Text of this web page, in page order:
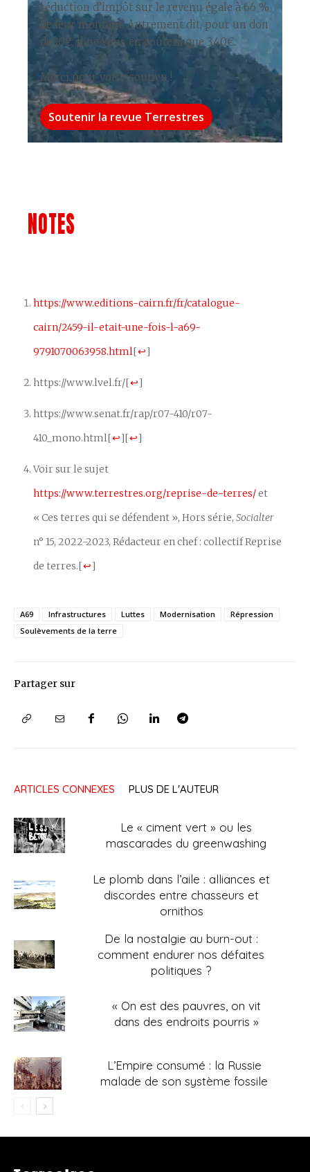
réduction d’impôt sur le revenu égale à 66 %
de leur montant. Autrement dit, pour un don
de 10€, il ne vous en coûtera que 3,40€.
Merci pour votre soutien !
Soutenir la revue Terrestres
NOTES
https://www.editions-cairn.fr/fr/catalogue-
cairn/2459-il-etait-une-fois-l-a69-
9791070063958.html[↩]
https://www.lvel.fr/[↩]
https://www.senat.fr/rap/r07-410/r07-
410_mono.html[↩] [↩]
Voir sur le sujet
https://www.terrestres.org/reprise-de-terres/et
« Ces terres qui se défendent », Hors série, Socialter
n° 15, 2022-2023, Rédacteur en chef : collectif Reprise
de terres. [↩]
A69 Infrastructures Luttes Modernisation
Répression
Soulèvements de la terre
Partager sur
ARTICLES CONNEXES PLUS DE L'AUTEUR
Le « ciment vert » ou les
mascarades du greenwashing
Le plomb dans l’aile : alliances et
discordes entre chasseurs et
ornithos
De la nostalgie au burn-out :
comment endurer nos défaites
politiques ?
« On est des pauvres, on vit
dans des endroits pourris »
L’Empire consumé : la Russie
malade de son système fossile